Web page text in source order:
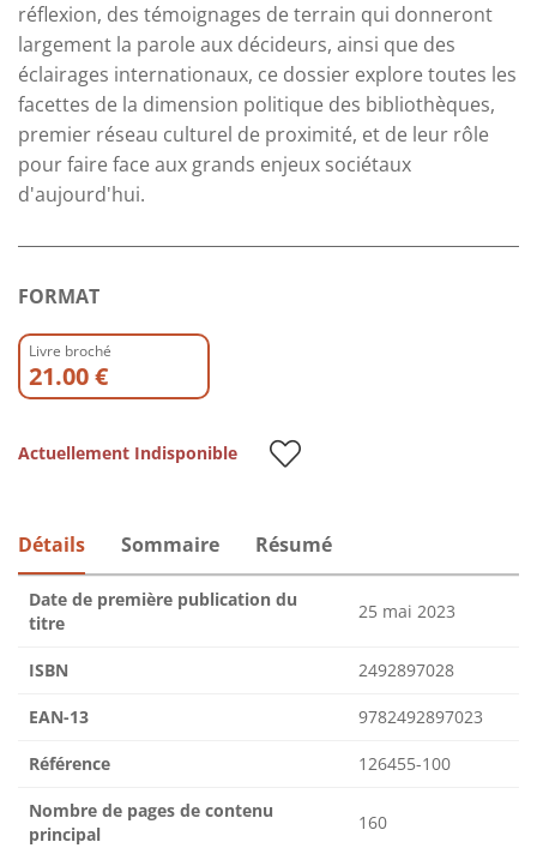
réflexion, des témoignages de terrain qui donneront
largement la parole aux décideurs, ainsi que des
éclairages internationaux, ce dossier explore toutes les
facettes de la dimension politique des bibliothèques,
premier réseau culturel de proximité, et de leur rôle
pour faire face aux grands enjeux sociétaux
d'aujourd'hui.
FORMAT
Livre broché
21.00 €
Actuellement Indisponible
Détails Sommaire Résumé
Date de première publication du
titre
25 mai 2023
ISBN 2492897028
EAN-13 9782492897023
Référence 126455-100
Nombre de pages de contenu
principal
160